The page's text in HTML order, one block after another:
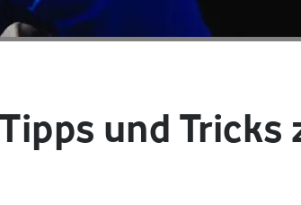
und Tricks